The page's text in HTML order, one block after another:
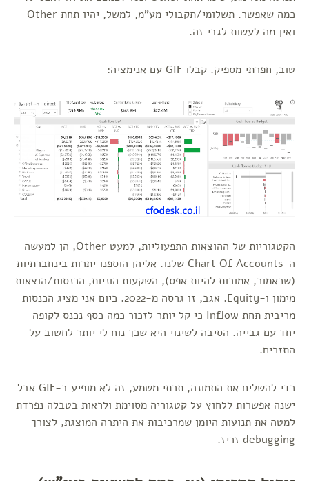
כמה שאפשר. תשלומי/תקבולי מע"מ, למשל, יהיו תחת Other
ואין מה לעשות לגבי זה.
טוב, חפרתי מספיק. קבלו GIF עם אנימציה:
הקטגוריות של ההוצאות התפעוליות, למעט Other, הן למעשה
ה-Chart Of Accounts שלנו. אליהן הוספנו יתרות בינחברתיות
(שכאמור, אמורות להיות אפס), השקעות הוניות, הכנסות/הוצאות
מימון ו-Equity. אגב, זו גרסה מ-2022. כיום אני מציג הכנסות
מריבית תחת Inflow כי קל יותר לזכור כמה כסף נכנס לקופה
יחד עם גבייה. הסיבה לשינוי היא שכך נוח לי יותר לחשוב על
התזרים.
כדי להשלים את התמונה, תרתי משמע, זה לא מופיע ב-GIF אבל
ישנה אפשרות ללחוץ על קטגוריה מסוימת ולראות בטבלה נפרדת
למטה את תנועות היומן שמרכיבות את היתרה המוצגת, לצורך
debugging זריז.